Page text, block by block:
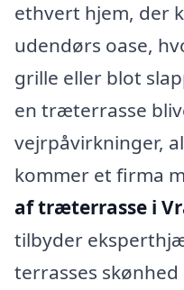
ethvert hjem, der
udendørs oase,
grille eller blot
en træterrasse
vejrpåvirkninger,
kommer et firma
af træterrasse i
tilbyder
terrasses